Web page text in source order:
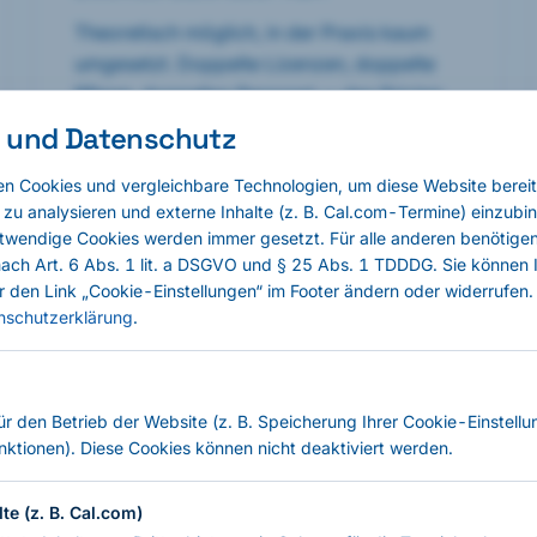
Theoretisch möglich, in der Praxis kaum
umgesetzt. Doppelte Lizenzen, doppelte
Pflege, doppeltes Personal — das Pricing
macht es zur Ausnahme, nicht zur Regel.
wiederholbare, unabhängige Sicht — die in
kann, egal ob neben einem bestehenden SIEM oder
und Datenschutz
Cookies und vergleichbare Technologien, um diese Website
analysieren und externe Inhalte (z. B. Cal.com-Termine)
Cookies werden immer gesetzt. Für alle anderen
Art. 6 Abs. 1 lit. a DSGVO und § 25 Abs. 1 TDDDG. Sie können
den Link „Cookie-Einstellungen“ im Footer ändern oder widerrufen.
.
den Betrieb der Website (z. B. Speicherung Ihrer Cookie-
Diese Cookies können nicht deaktiviert werden.
(z. B. Cal.com)